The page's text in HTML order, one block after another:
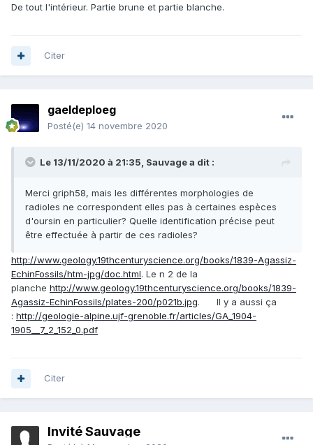
De tout l'intérieur. Partie brune et partie blanche.
Citer
gaeldeploeg
Posté(e) 14 novembre 2020
Le 13/11/2020 à 21:35, Sauvagea dit :
Merci griph58, mais les différentes morphologies de
radioles ne correspondent elles pas à certaines espèces
d'oursin en particulier? Quelle identification précise peut
être effectuée à partir de ces radioles?
http://www.geology.19thcenturyscience.org/books/1839-Agassiz-
EchinFossils/htm-jpg/doc.html. Le n 2 de la
planche http://www.geology.19thcenturyscience.org/books/1839-
Agassiz-EchinFossils/plates-200/p021b.jpg. Il y a aussi ça
: http://geologie-alpine.ujf-grenoble.fr/articles/GA_1904-
1905__7_2_152_0.pdf
Citer
Invité Sauvage